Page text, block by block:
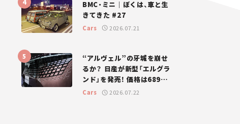
BMC・ミニ｜ぼくは、車と生
きてきた #27
Cars 2026.07.21
“アルヴェル”の牙城を崩せ
るか？ 日産が新型「エルグラ
ンド」を発売！ 価格は689万
円から【新車ニュース】
Cars 2026.07.22